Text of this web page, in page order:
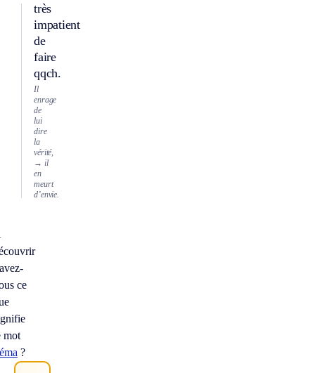
très
impatient
de
faire
qqch.
Il
enrage
de
lui
dire
la
vérité,
→ il
en
meurt
d’envie.
ce
mot
?